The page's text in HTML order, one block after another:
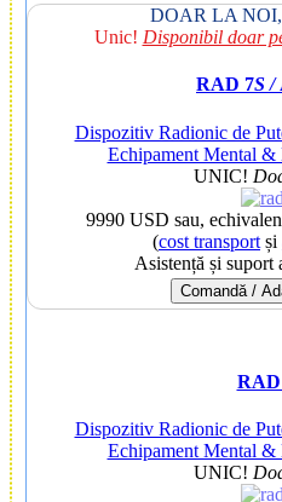
DOAR LA
Unic! Disponibil doar
RAD 7S /
Dispozitiv Radionic de
Echipament Mental &
UNIC!
9990 USD sau,
(cost transport și
Asistență și
Comandă /
RAD
Dispozitiv Radionic de
Echipament Mental &
UNIC!